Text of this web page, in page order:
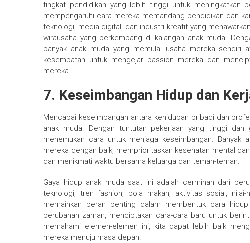
tingkat pendidikan yang lebih tinggi untuk meningkatkan
mempengaruhi cara mereka memandang pendidikan dan
teknologi, media digital, dan industri kreatif yang
wirausaha yang berkembang di kalangan anak muda.
banyak anak muda yang memulai usaha mereka
kesempatan untuk mengejar passion mereka dan
mereka.
7. Keseimbangan Hidup dan
Mencapai keseimbangan antara kehidupan pribadi dan
anak muda. Dengan tuntutan pekerjaan yang tinggi
menemukan cara untuk menjaga keseimbangan.
mereka dengan baik, memprioritaskan kesehatan mental
dan menikmati waktu bersama keluarga dan teman-teman.
Gaya hidup anak muda saat ini adalah cerminan dari
teknologi, tren fashion, pola makan, aktivitas sosial,
memainkan peran penting dalam membentuk cara
perubahan zaman, menciptakan cara-cara baru untuk
memahami elemen-elemen ini, kita dapat lebih baik
mereka menuju masa depan.